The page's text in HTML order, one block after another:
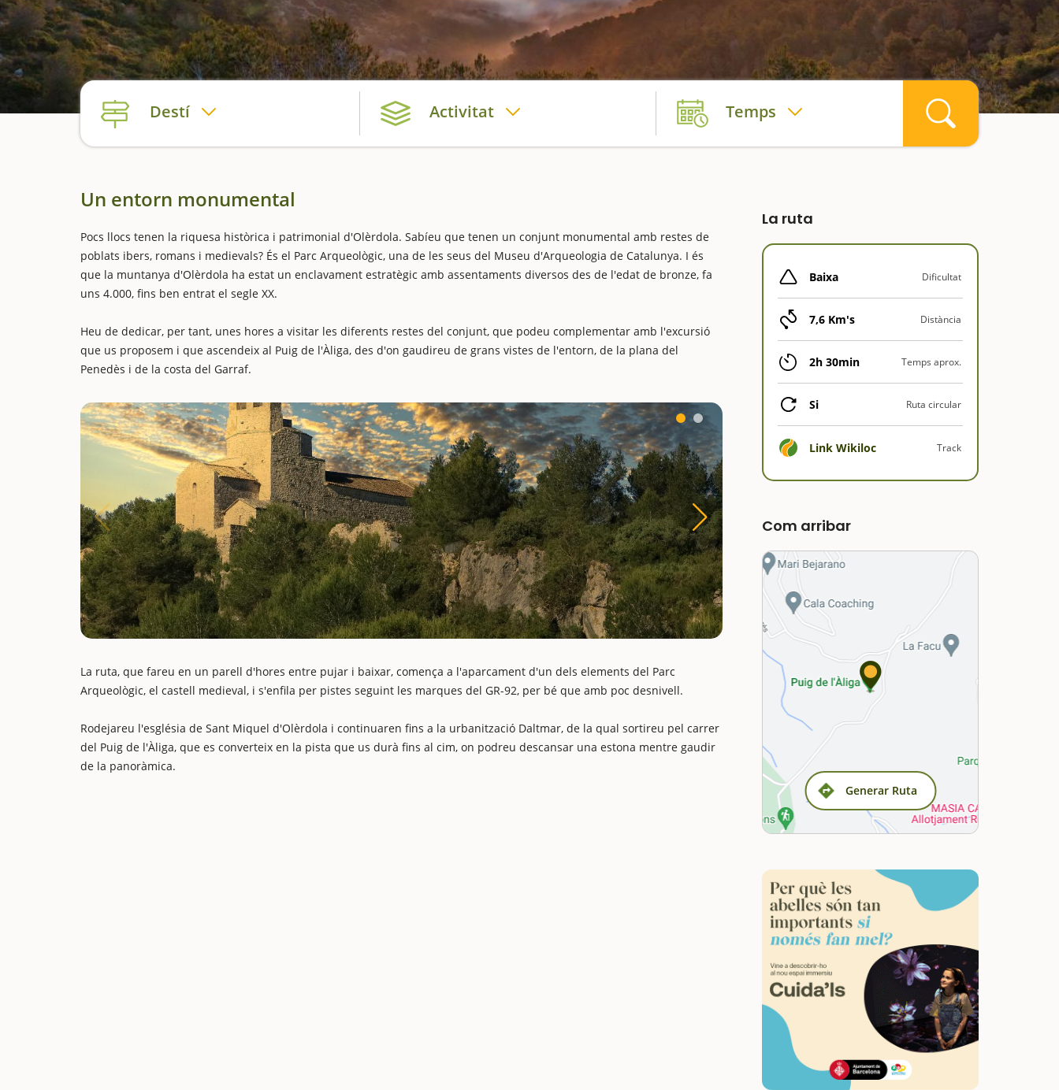
Destí Activitat Temps
Un entorn monumental
Pocs llocs tenen la riquesa històrica i patrimonial d'Olèrdola. Sabíeu que tenen un conjunt monumental amb restes de
poblats ibers, romans i medievals? És el Parc Arqueològic, una de les seus del Museu d'Arqueologia de Catalunya. I és
que la muntanya d'Olèrdola ha estat un enclavament estratègic amb assentaments diversos des de l'edat de bronze, fa
uns 4.000, fins ben entrat el segle XX.
Heu de dedicar, per tant, unes hores a visitar les diferents restes del conjunt, que podeu complementar amb l'excursió
que us proposem i que ascendeix al Puig de l'Àliga, des d'on gaudireu de grans vistes de l'entorn, de la plana del
Penedès i de la costa del Garraf.
La ruta, que fareu en un parell d'hores entre pujar i baixar, comença a l'aparcament d'un dels elements del Parc
Arqueològic, el castell medieval, i s'enfila per pistes seguint les marques del GR-92, per bé que amb poc desnivell.
Rodejareu l'església de Sant Miquel d'Olèrdola i continuaren fins a la urbanització Daltmar, de la qual sortireu pel carrer
del Puig de l'Àliga, que es converteix en la pista que us durà fins al cim, on podreu descansar una estona mentre gaudir
de la panoràmica.
La ruta
Baixa Dificultat
7,6 Km's Distància
2h 30min Temps aprox.
Si Ruta circular
Link Wikiloc Track
Com arribar
Generar Ruta